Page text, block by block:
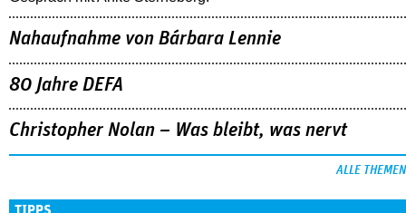
Sandra Wollners »Everytime« war einer der
großen Erfolge von Cannes: eine eigenwillige,
lyrische Reflexion über eine ­Familie, die aus der
Bahn geworfen wird … Die Regisseurin im
Gespräch mit Anke Sterneborg.